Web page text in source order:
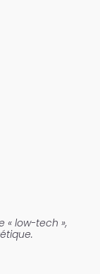
« low-tech »,